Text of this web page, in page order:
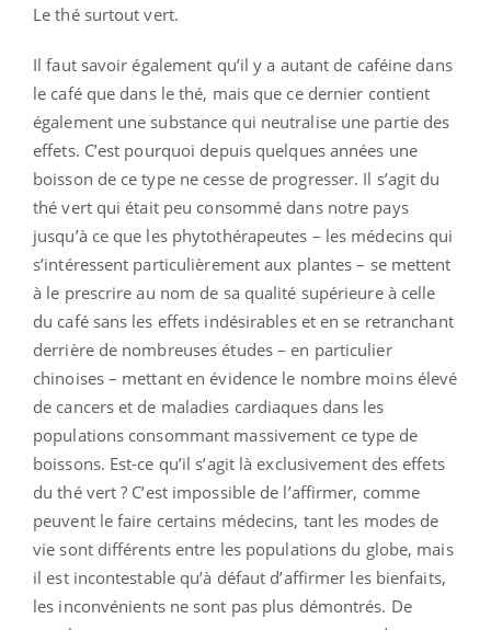
Le thé surtout vert.
Il faut savoir également qu’il y a autant de caféine dans
le café que dans le thé, mais que ce dernier contient
également une substance qui neutralise une partie des
effets. C’est pourquoi depuis quelques années une
boisson de ce type ne cesse de progresser. Il s’agit du
thé vert qui était peu consommé dans notre pays
jusqu’à ce que les phytothérapeutes – les médecins qui
s’intéressent particulièrement aux plantes – se mettent
à le prescrire au nom de sa qualité supérieure à celle
du café sans les effets indésirables et en se retranchant
derrière de nombreuses études – en particulier
chinoises – mettant en évidence le nombre moins élevé
de cancers et de maladies cardiaques dans les
populations consommant massivement ce type de
boissons. Est-ce qu’il s’agit là exclusivement des effets
du thé vert ? C’est impossible de l’affirmer, comme
peuvent le faire certains médecins, tant les modes de
vie sont différents entre les populations du globe, mais
il est incontestable qu’à défaut d’affirmer les bienfaits,
les inconvénients ne sont pas plus démontrés. De